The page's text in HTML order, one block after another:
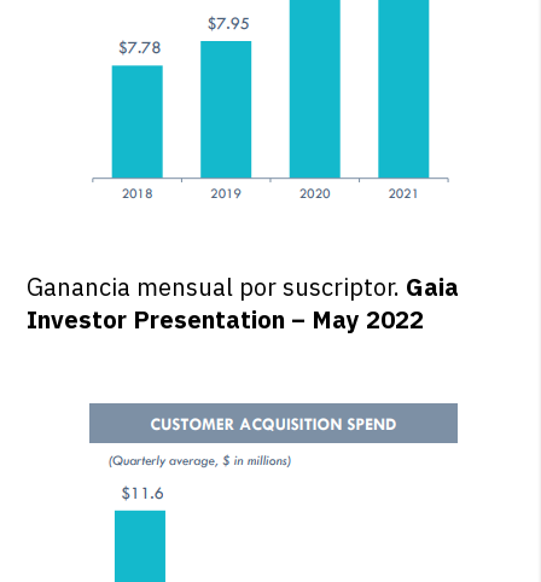
Ganancia mensual por suscriptor. Gaia
Investor Presentation – May 2022